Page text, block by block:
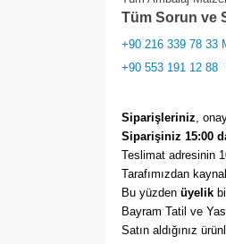
Tüm Sorun ve
+90 216 339 78 33
+90 553 191 12 88
Siparişleriniz,
Siparişiniz 15:00
Teslimat adresinin
Tarafımızdan
Bu yüzden üyelik
Bayram Tatil ve
Satın aldığınız